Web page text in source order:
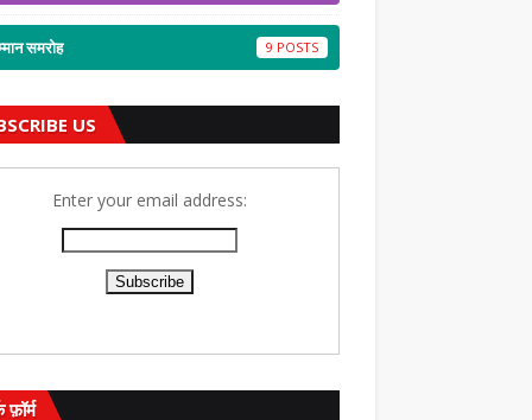
समरोह 9
US
Enter your email address:
फ़ॉर्म